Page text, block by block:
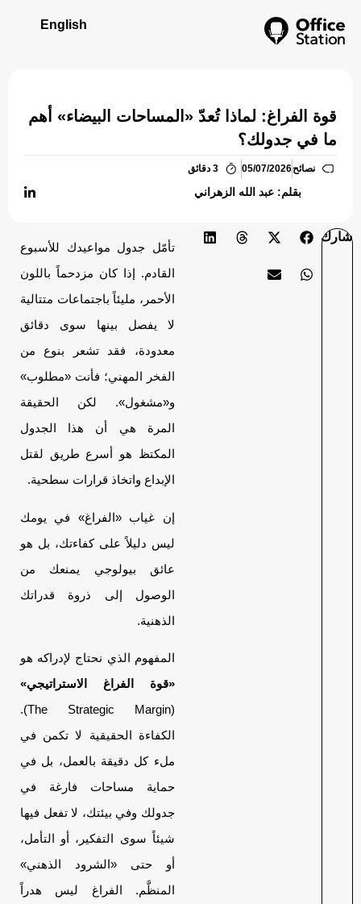
English
قوة الفراغ: لماذا تُعدّ «المساحات البيضاء» أهم
ما في جدولك؟
نصائح05/07/2026 3 دقائق
بقلم: عبد الله الزهراني
شارك
تأمّل جدول مواعيدك للأسبوع
القادم. إذا كان مزدحماً باللون
الأحمر، مليئاً باجتماعات متتالية
لا يفصل بينها سوى دقائق
معدودة، فقد تشعر بنوع من
الفخر المهني؛ فأنت «مطلوب»
و«مشغول». لكن الحقيقة
المرة هي أن هذا الجدول
المكتظ هو أسرع طريق لقتل
الإبداع واتخاذ قرارات سطحية.
إن غياب «الفراغ» في يومك
ليس دليلاً على كفاءتك، بل هو
عائق بيولوجي يمنعك من
الوصول إلى ذروة قدراتك
الذهنية.
المفهوم الذي نحتاج لإدراكه هو
«قوة الفراغ الاستراتيجي»
(The Strategic Margin).
الكفاءة الحقيقية لا تكمن في
ملء كل دقيقة بالعمل، بل في
حماية مساحات فارغة في
جدولك وفي بيئتك، لا تفعل فيها
شيئاً سوى التفكير، أو التأمل،
أو حتى «الشرود الذهني»
المنظَّم. الفراغ ليس هدراً